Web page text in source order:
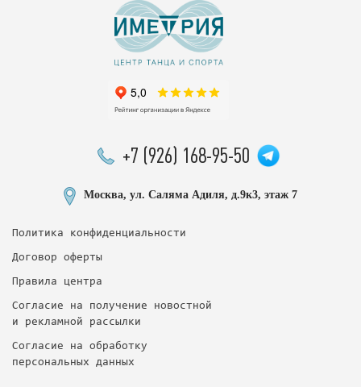
+7 (926) 168-95-50
Москва, ул. Саляма Адиля, д.9к3, этаж 7
Политика конфиденциальности
Договор оферты
Правила центра
Согласие на получение новостной
и рекламной рассылки
Согласие на обработку
персональных данных